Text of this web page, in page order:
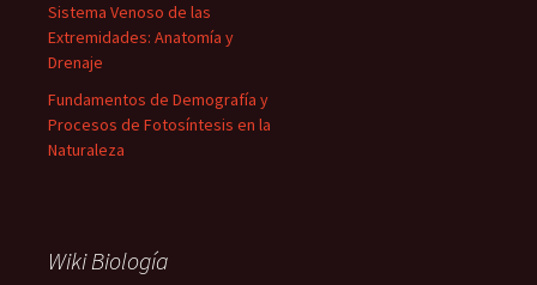
Sistema Venoso de las
Extremidades: Anatomía y
Drenaje
Fundamentos de Demografía y
Procesos de Fotosíntesis en la
Naturaleza
Wiki Biología